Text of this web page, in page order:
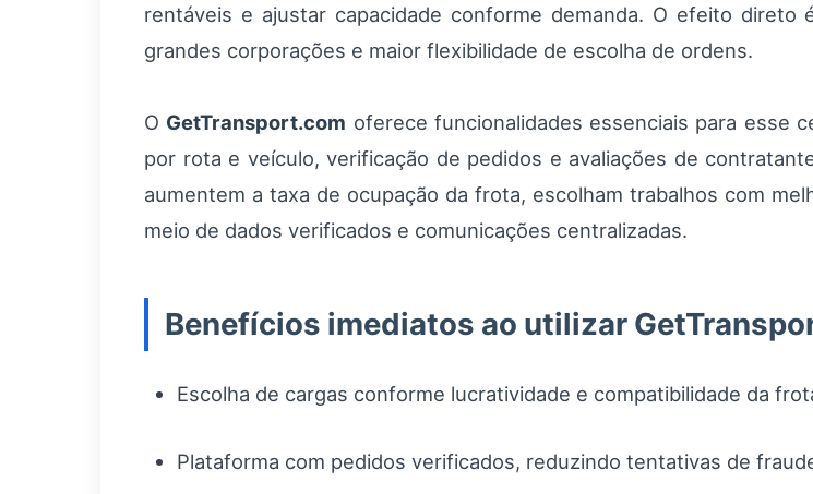
rentáveis e ajustar capacidade conforme demanda. O efeito
grandes corporações e maior flexibilidade de escolha de ordens.
O GetTransport.com oferece funcionalidades essenciais para esse
por rota e veículo, verificação de pedidos e avaliações de
aumentem a taxa de ocupação da frota, escolham trabalhos com
meio de dados verificados e comunicações centralizadas.
Benefícios imediatos ao utilizar
Escolha de cargas conforme lucratividade e compatibilidade da
Plataforma com pedidos verificados, reduzindo tentativas de